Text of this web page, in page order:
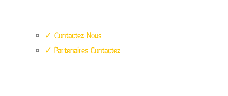
✓ Contactez Nous
✓ Partenaires Contactez